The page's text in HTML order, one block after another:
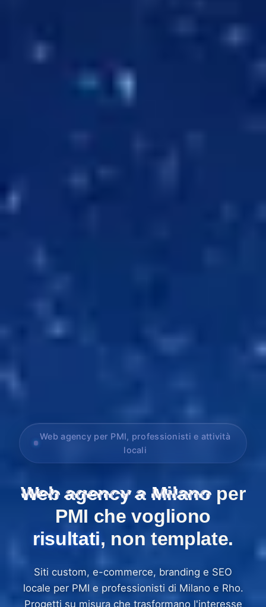
Web agency per PMI, professionisti e attività
locali
Web agency a Milanoper
PMI che vogliono
risultati, non template.
Siti custom, e-commerce, branding e SEO
locale per PMI e professionisti di Milano e Rho.
Progetti su misura che trasformano l'interesse